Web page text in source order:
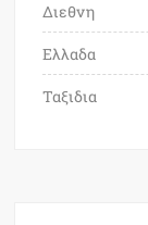
Διεθνη
Ελλαδα
Ταξιδια